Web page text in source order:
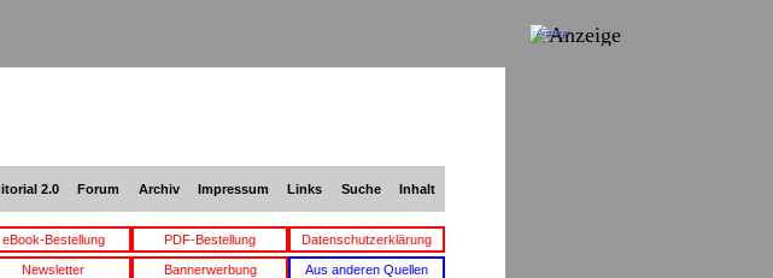
2.0 Forum Archiv Impressum Links Suche Inhalt
eBook-Bestellung PDF-Bestellung Datenschutzerklärung
Newsletter Bannerwerbung Aus anderen Quellen
Anzeige